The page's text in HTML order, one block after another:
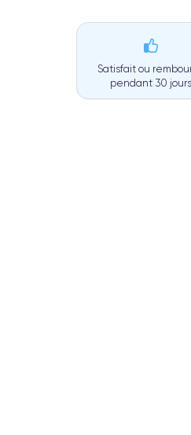
Satisfait ou
pendant 30 jours